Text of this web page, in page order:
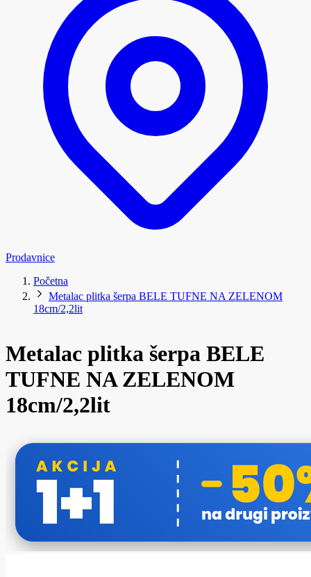
Prodavnice
Početna
Metalac plitka šerpa BELE TUFNE NA ZELENOM
18cm/2,2lit
Metalac plitka šerpa BELE
TUFNE NA ZELENOM
18cm/2,2lit